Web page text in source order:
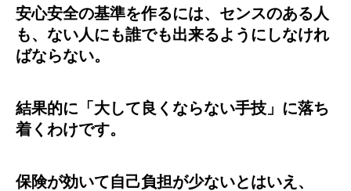
安心安全の基準を作るには、センスのある人
も、ない人にも誰でも出来るようにしなけれ
ばならない。
結果的に「大して良くならない手技」に落ち
着くわけです。
保険が効いて自己負担が少ないとはいえ、